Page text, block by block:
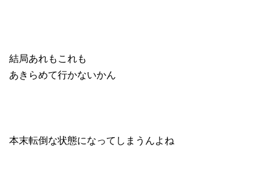
結局あれもこれも
あきらめて行かないかん
本末転倒な状態になってしまうんよね